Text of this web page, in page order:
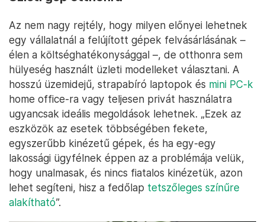
Az nem nagy rejtély, hogy milyen előnyei lehetnek
egy vállalatnál a felújított gépek felvásárlásának –
élen a költséghatékonysággal –, de otthonra sem
hülyeség használt üzleti modelleket választani. A
hosszú üzemidejű, strapabíró laptopok és mini PC-k
home office-ra vagy teljesen privát használatra
ugyancsak ideális megoldások lehetnek. „Ezek az
eszközök az esetek többségében fekete,
egyszerűbb kinézetű gépek, és ha egy-egy
lakossági ügyfélnek éppen az a problémája velük,
hogy unalmasak, és nincs fiatalos kinézetük, azon
lehet segíteni, hisz a fedőlap tetszőleges színűre
alakítható”.